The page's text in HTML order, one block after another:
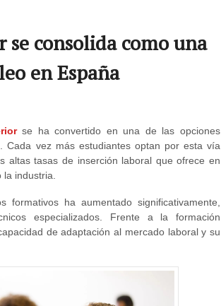
se consolida como una
en España
se ha convertido en una de las opciones
Cada vez más estudiantes optan por esta vía
altas tasas de inserción laboral que ofrece en
la industria.
ha aumentado significativamente,
especializados. Frente a la formación
de adaptación al mercado laboral y su